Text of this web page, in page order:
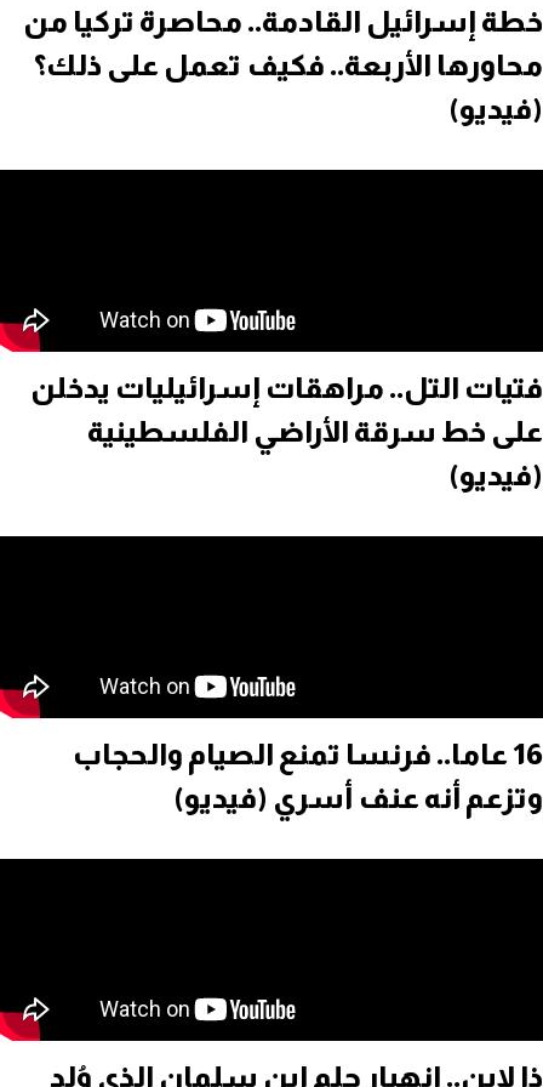
خطة إسرائيل القادمة.. محاصرة تركيا من
محاورها الأربعة.. فكيف تعمل على ذلك؟
(فيديو)
فتيات التل.. مراهقات إسرائيليات يدخلن
على خط سرقة الأراضي الفلسطينية
(فيديو)
16 عاما.. فرنسا تمنع الصيام والحجاب
وتزعم أنه عنف أسري (فيديو)
ذا لاين.. انهيار حلم ابن سلمان الذي وُلد